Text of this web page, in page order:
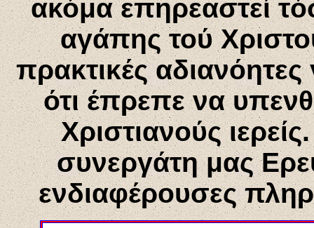
ακόμα επηρεαστεί
αγάπης τού
πρακτικές
ότι έπρεπε να
Χριστιανούς
συνεργάτη μας
ενδιαφέρουσες